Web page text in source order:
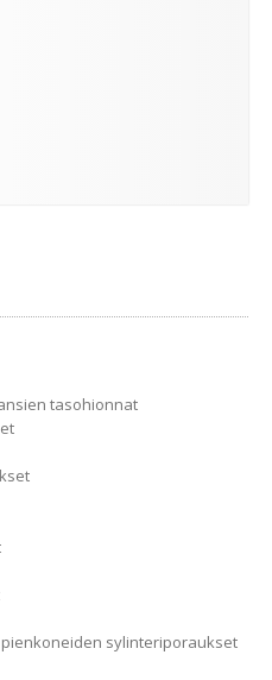
tasohionnat
sylinteriporaukset